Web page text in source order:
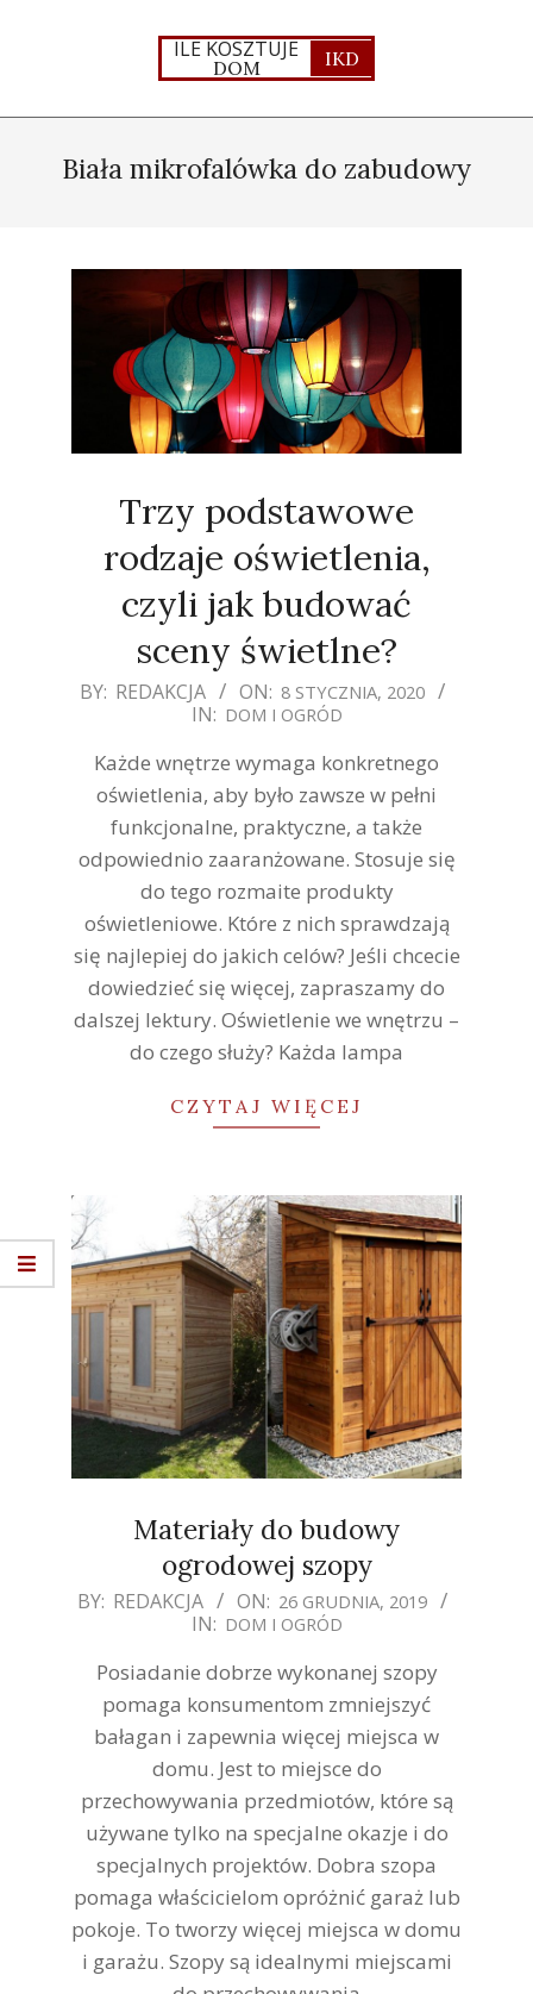
ILE KOSZTUJE
DOM IKD
NavigationBiała mikrofalówka do zabudowy
Trzy podstawowe
rodzaje oświetlenia,
czyli jak budować
sceny świetlne?
2020-
BY: REDAKCJA ON: 8 STYCZNIA, 2020
IN: DOM I OGRÓD
Każde wnętrze wymaga konkretnego
oświetlenia, aby było zawsze w pełni
funkcjonalne, praktyczne, a także
odpowiednio zaaranżowane. Stosuje się
do tego rozmaite produkty
oświetleniowe. Które z nich sprawdzają
się najlepiej do jakich celów? Jeśli chcecie
dowiedzieć się więcej, zapraszamy do
dalszej lektury. Oświetlenie we wnętrzu –
do czego służy? Każda lampa
CZYTAJ WIĘCEJ
Materiały do budowy
ogrodowej szopy
2019-
BY: REDAKCJA ON: 26 GRUDNIA, 2019
IN: DOM I OGRÓD
Posiadanie dobrze wykonanej szopy
pomaga konsumentom zmniejszyć
bałagan i zapewnia więcej miejsca w
domu. Jest to miejsce do
przechowywania przedmiotów, które są
używane tylko na specjalne okazje i do
specjalnych projektów. Dobra szopa
pomaga właścicielom opróżnić garaż lub
pokoje. To tworzy więcej miejsca w domu
i garażu. Szopy są idealnymi miejscami